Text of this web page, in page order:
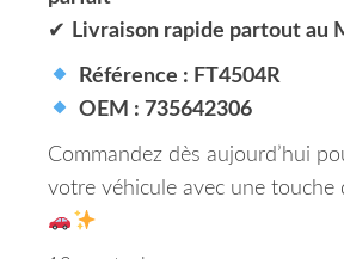
✔
Livraison rapide partout au
Référence : FT4504R
OEM : 735642306
Commandez dès aujourd’hui
votre véhicule avec une touche